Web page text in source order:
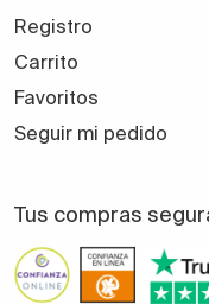
Registro
Carrito
Favoritos
Seguir mi pedido
Tus compras